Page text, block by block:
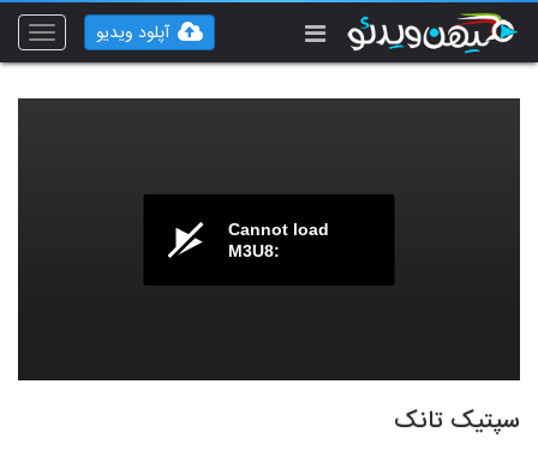
Toggle
آپلود ویدیو
Cannot load
M3U8:
سپتیک تانک